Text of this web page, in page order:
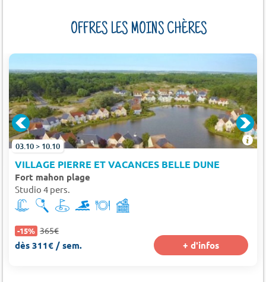
OFFRES LES MOINS CHÈRES
03.10 > 10.10
VILLAGE PIERRE ET VACANCES BELLE DUNE
Fort mahon plage
Studio 4 pers.
-15% 365€
dès 311€ / sem. + d'infos